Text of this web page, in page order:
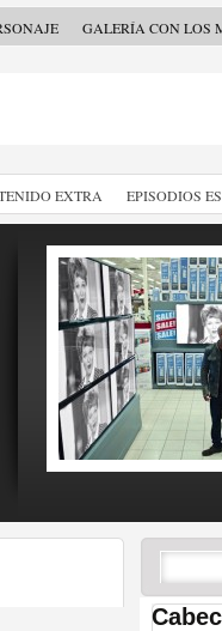
GALERÍA CON LOS
EXTRA EPISODIOS